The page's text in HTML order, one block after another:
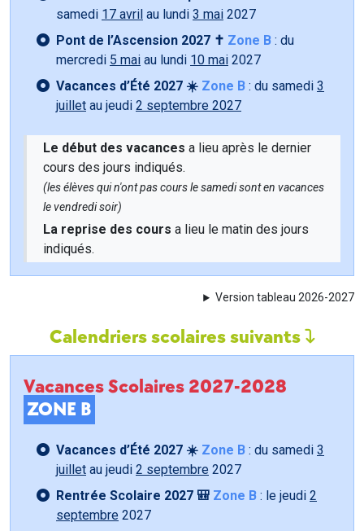
samedi 17 avril au lundi 3 mai 2027
Pont de l’Ascension 2027 ✝️ Zone B : du
mercredi 5 mai au lundi 10 mai 2027
Vacances d’Été 2027 ☀️ Zone B : du samedi 3
juillet au jeudi 2 septembre 2027
Le début des vacances a lieu après le dernier
cours des jours indiqués.
(les élèves qui n'ont pas cours le samedi sont en vacances
le vendredi soir)
La reprise des cours a lieu le matin des jours
indiqués.
Version tableau 2026-2027
Calendriers scolaires suivants
Vacances Scolaires 2027-2028
ZONE B
Vacances d’Été 2027 ☀️ Zone B : du samedi 3
juillet au jeudi 2 septembre 2027
Rentrée Scolaire 2027 🎒 Zone B : le jeudi 2
septembre 2027